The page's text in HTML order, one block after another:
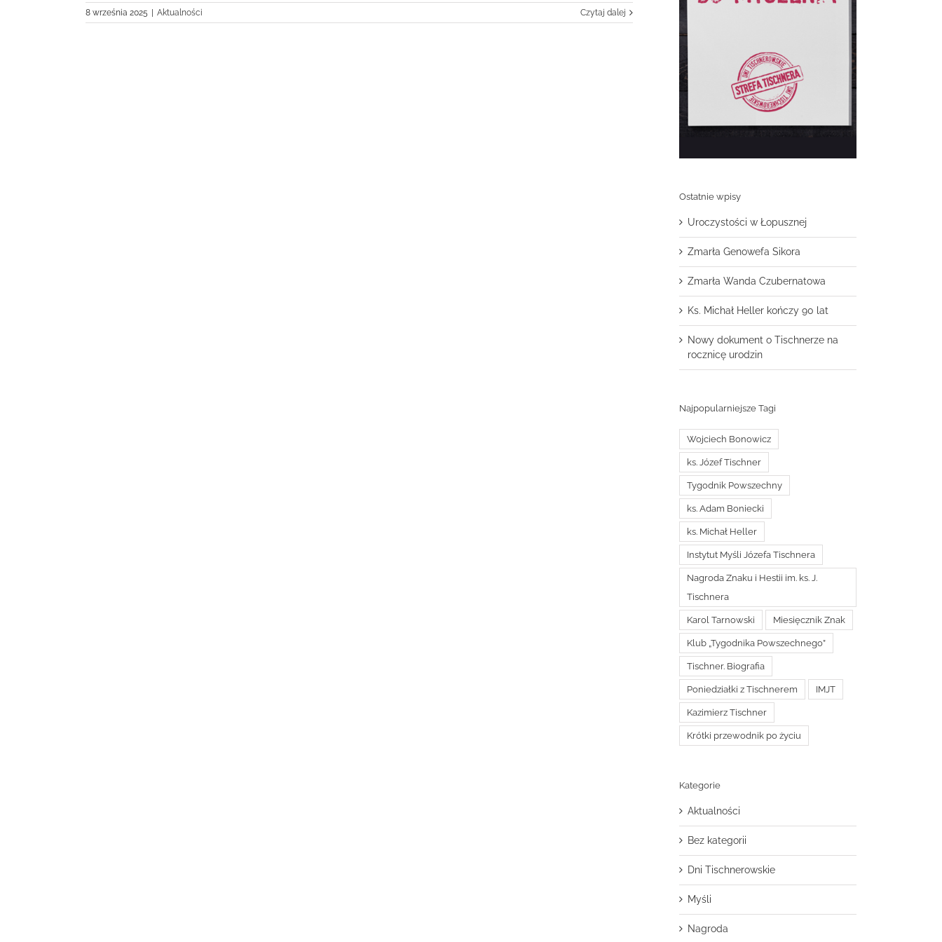
8 września 2025 Aktualności Czytaj dalej
Ostatnie wpisy
Uroczystości w Łopusznej
Zmarła Genowefa Sikora
Zmarła Wanda Czubernatowa
Ks. Michał Heller kończy 90 lat
Nowy dokument o Tischnerze na
rocznicę urodzin
Najpopularniejsze Tagi
Wojciech Bonowicz
ks. Józef Tischner
Tygodnik Powszechny
ks. Adam Boniecki
ks. Michał Heller
Instytut Myśli Józefa Tischnera
Nagroda Znaku i Hestii im. ks. J.
Tischnera
Karol Tarnowski Miesięcznik Znak
Klub „Tygodnika Powszechnego”
Tischner. Biografia
Poniedziałki z Tischnerem IMJT
Kazimierz Tischner
Krótki przewodnik po życiu
Kategorie
Aktualności
Bez kategorii
Dni Tischnerowskie
Myśli
Nagroda